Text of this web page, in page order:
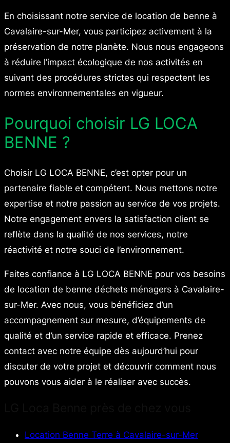
En choisissant notre service de location de benne à
Cavalaire-sur-Mer, vous participez activement à la
préservation de notre planète. Nous nous engageons
à réduire l’impact écologique de nos activités en
suivant des procédures strictes qui respectent les
normes environnementales en vigueur.
Pourquoi choisir LG LOCA
BENNE ?
Choisir LG LOCA BENNE, c’est opter pour un
partenaire fiable et compétent. Nous mettons notre
expertise et notre passion au service de vos projets.
Notre engagement envers la satisfaction client se
reflète dans la qualité de nos services, notre
réactivité et notre souci de l’environnement.
Faites confiance à LG LOCA BENNE pour vos besoins
de location de benne déchets ménagers à Cavalaire-
sur-Mer. Avec nous, vous bénéficiez d’un
accompagnement sur mesure, d’équipements de
qualité et d’un service rapide et efficace. Prenez
contact avec notre équipe dès aujourd’hui pour
discuter de votre projet et découvrir comment nous
pouvons vous aider à le réaliser avec succès.
Location Benne Terre à Cavalaire-sur-Mer